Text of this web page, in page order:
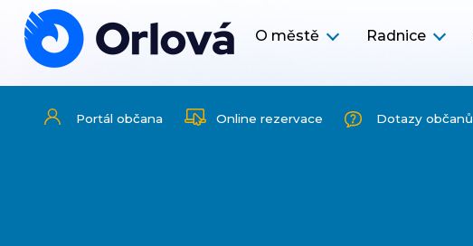
O městě Radnice
Portál občana Online rezervace Dotazy občanů